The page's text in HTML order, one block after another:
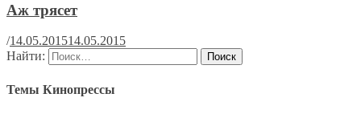
Аж трясет
/14.05.201514.05.2015
Найти:
Темы Кинопрессы